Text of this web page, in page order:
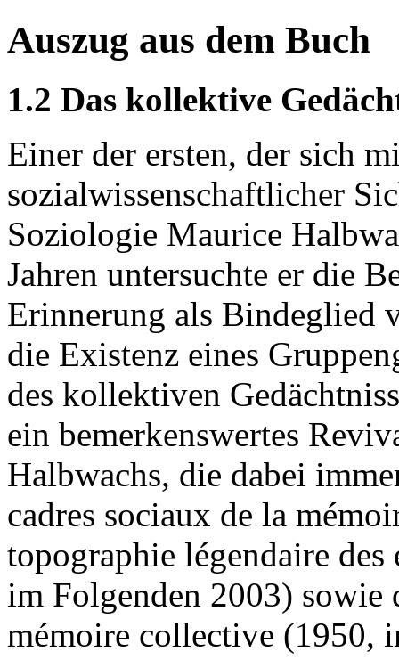
Auszug aus dem Buch
1.2 Das kollektive
Einer der ersten, der sich
sozialwissenschaftlicher
Soziologie Maurice
Jahren untersuchte er die
Erinnerung als Bindeglied
die Existenz eines
des kollektiven
ein bemerkenswertes
Halbwachs, die dabei
cadres sociaux de la
topographie légendaire
im Folgenden 2003) sowie
mémoire collective (1950,